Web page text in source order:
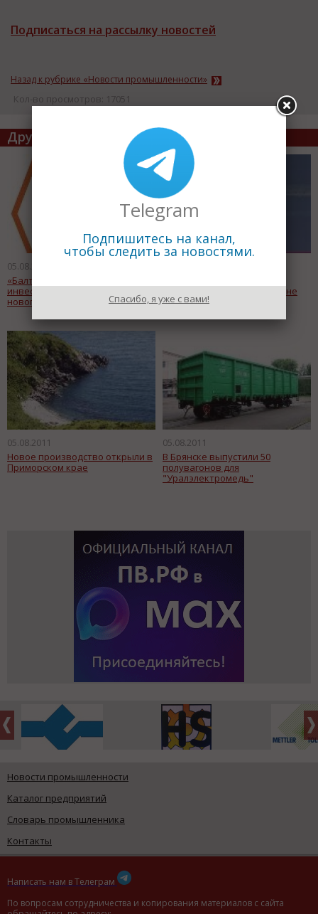
Подписаться на рассылку новостей
Назад к рубрике «Новости промышленности»
Кол-во просмотров: 17051
Другие статьи по теме
05.08.2011
«Балтийский лизинг»
инвестировала в приобретение
нового оборудования
«Макса-2011» у вас в кармане
05.08.2011
Новое производство открыли в
Приморском крае
05.08.2011
В Брянске выпустили 50
полувагонов для
"Уралэлектромедь"
Новости промышленности
Каталог предприятий
Словарь промышленника
Контакты
Написать нам в Телеграм
По вопросам сотрудничества и копирования материалов с сайта
Telegram
Подпишитесь на канал,
чтобы следить за новостями.
Спасибо, я уже с вами!